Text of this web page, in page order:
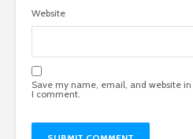
Website
Save my name, email, and website
I comment.